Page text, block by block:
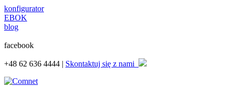
konfigurator
EBOK
blog
facebook
+48 62 636 4444 | Skontaktuj się z nami